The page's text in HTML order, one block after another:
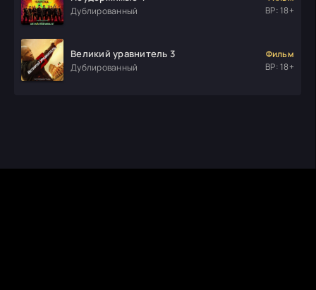
Дублированный
ВР: 18+
Великий уравнитель 3
Дублированный
Фильм
ВР: 18+